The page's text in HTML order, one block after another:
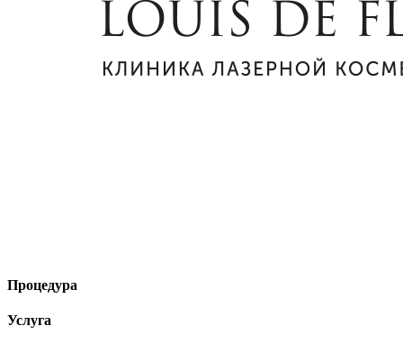
Процедура
Услуга